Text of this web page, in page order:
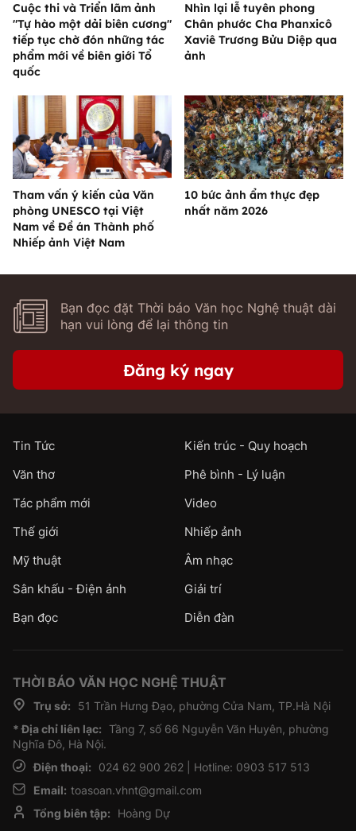
Cuộc thi và Triển lãm ảnh
"Tự hào một dải biên cương"
tiếp tục chờ đón những tác
phẩm mới về biên giới Tổ
quốc
Nhìn lại lễ tuyên phong
Chân phước Cha Phanxicô
Xaviê Trương Bửu Diệp qua
ảnh
Tham vấn ý kiến của Văn
phòng UNESCO tại Việt
Nam về Đề án Thành phố
Nhiếp ảnh Việt Nam
10 bức ảnh ẩm thực đẹp
nhất năm 2026
Bạn đọc đặt Thời báo Văn học Nghệ thuật dài
hạn vui lòng để lại thông tin
Đăng ký ngay
Tin Tức
Kiến trúc - Quy hoạch
Văn thơ
Phê bình - Lý luận
Tác phẩm mới
Video
Thế giới
Nhiếp ảnh
Mỹ thuật
Âm nhạc
Sân khấu - Điện ảnh
Giải trí
Bạn đọc
Diễn đàn
THỜI BÁO VĂN HỌC NGHỆ THUẬT
Trụ sở:
51 Trần Hưng Đạo, phường Cửa Nam, TP.Hà Nội
* Địa chỉ liên lạc: Tầng 7, số 66 Nguyễn Văn Huyên, phường
Nghĩa Đô, Hà Nội.
Điện thoại:
024 62 900 262 | Hotline: 0903 517 513
Email: toasoan.vhnt@gmail.com
Tổng biên tập:
Hoàng Dự